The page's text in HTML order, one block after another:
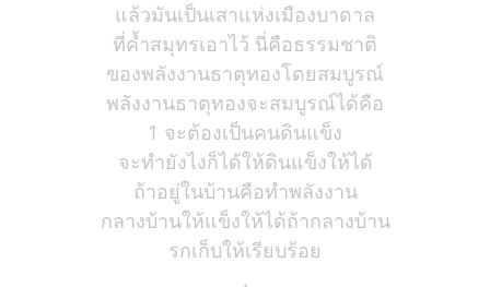
แล้วมันเป็นเสาแห่งเมืองบาดาล
ที่ค้ำสมุทรเอาไว้ นี่คือธรรมชาติ
ของพลังงานธาตุทองโดยสมบูรณ์
พลังงานธาตุทองจะสมบูรณ์ได้คือ
1 จะต้องเป็นคนดินแข็ง
จะทำยังไงก็ได้ให้ดินแข็งให้ได้
ถ้าอยู่ในบ้านคือทำพลังงาน
กลางบ้านให้แข็งให้ได้ถ้ากลางบ้าน
รกเก็บให้เรียบร้อย
.